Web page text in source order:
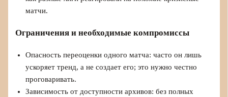
матчи.
Ограничения и необходимые компромиссы
Опасность переоценки одного матча: часто он лишь
ускоряет тренд, а не создает его; это нужно честно
проговаривать.
Зависимость от доступности архивов: без полных